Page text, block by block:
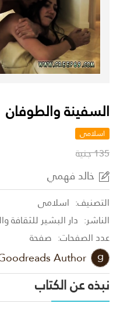
السفينة والطوفان
اسلامى
135 جنية
خالد فهمي
التصنيف: اسلامى
الناشر: دار البشير للثقافة
عدد الصفحات: صفحة
Author
نبذه عن الكتاب